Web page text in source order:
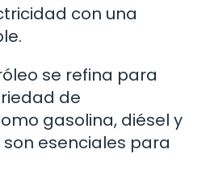
con una
se refina para
de
gasolina, diésel y
esenciales para